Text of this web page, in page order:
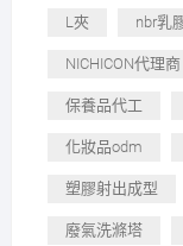
L夾 nbr乳
NICHICON代理商
保養品代工
化妝品odm
塑膠射出成型
廢氣洗滌塔